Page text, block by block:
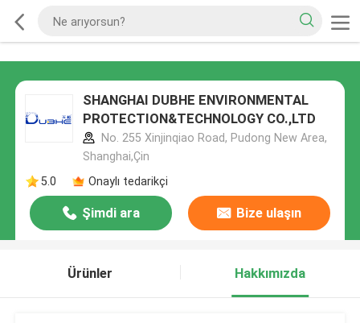
SHANGHAI DUBHE ENVIRONMENTAL
PROTECTION&TECHNOLOGY CO.,LTD
No. 255 Xinjinqiao Road, Pudong New Area,
Shanghai,Çin
5.0
Onaylı tedarikçi
Şimdi ara Bize ulaşın
Ürünler Hakkımızda